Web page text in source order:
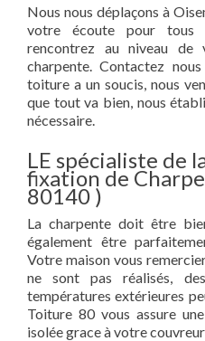
Nous nous déplaçons à
votre écoute pour tous
rencontrez au niveau
charpente. Contactez
toiture a un soucis, nous
que tout va bien, nous
nécessaire.
LE spécialiste de
fixation de
80140 )
La charpente doit être
également être
Votre maison vous
ne sont pas réalisés,
températures extérieures
Toiture 80 vous assure
isolée grace à votre